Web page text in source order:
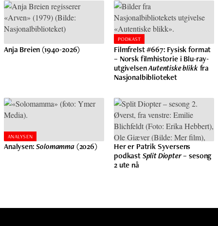
Anja Breien (1940-2026)
PODKAST
Filmfrelst #667: Fysisk format
– Norsk filmhistorie i Blu-ray-
utgivelsenAutentiske blikkfra
Nasjonalbiblioteket
ANALYSEN
Analysen: Solomamma(2026)
Her er Patrik Syversens
podkastSplit Diopter– sesong
2 ute nå